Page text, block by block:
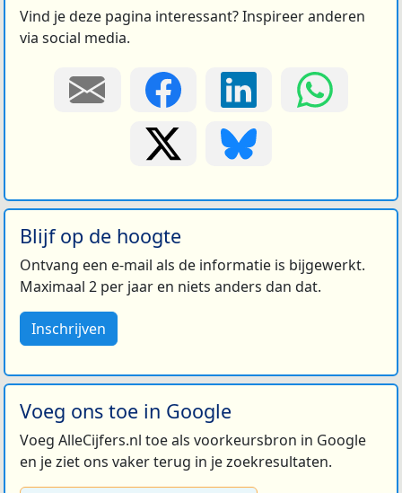
Vind je deze pagina interessant? Inspireer anderen
via social media.
Blijf op de hoogte
Ontvang een e-mail als de informatie is bijgewerkt.
Maximaal 2 per jaar en niets anders dan dat.
Inschrijven
Voeg ons toe in Google
Voeg AlleCijfers.nl toe als voorkeursbron in Google
en je ziet ons vaker terug in je zoekresultaten.